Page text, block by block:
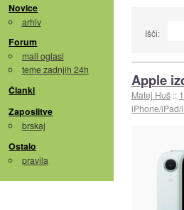
Novice
arhiv
Forum
mali oglasi
teme zadnjih 24h
Članki
Zaposlitve
brskaj
Ostalo
pravila
Išči:
Apple
Matej Huš ::
iPhone/iPad/